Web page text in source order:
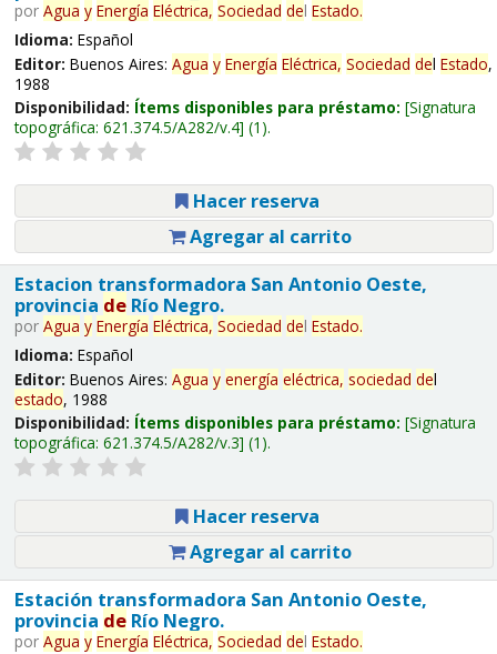
por Agua y Energía Eléctrica, Sociedad del Estado.
Idioma: Español
Editor: Buenos Aires: Agua y Energía Eléctrica, Sociedad del Estado,
1988
Disponibilidad: Ítems disponibles para préstamo: Signatura
topográfica: 621.374.5/A282/v.4 (1).
Hacer reserva
Agregar al carrito
Estacion transformadora San Antonio Oeste,
provincia deRío Negro.
por Agua y Energía Eléctrica, Sociedad del Estado.
Idioma: Español
Editor: Buenos Aires: Agua y energía eléctrica, sociedad del
estado, 1988
Disponibilidad: Ítems disponibles para préstamo: Signatura
topográfica: 621.374.5/A282/v.3 (1).
Hacer reserva
Agregar al carrito
Estación transformadora San Antonio Oeste,
provincia deRío Negro.
por Agua y Energía Eléctrica, Sociedad del Estado.